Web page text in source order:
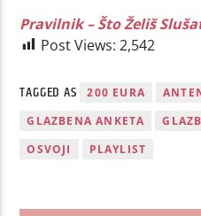
Pravilnik – Što Želiš
Post Views: 2,542
TAGGED AS 200 EURA
GLAZBENA ANKETA
OSVOJI
PLAYLIST